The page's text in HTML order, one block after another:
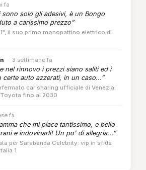
fa
sono solo gli adesivi, è un Bongo
a carissimo prezzo”
il suo primo monopattino elettrico di
· 3 settimane fa
nel rinnovo i prezzi siano saliti ed i
certe auto azzerati, in un caso...”
car sharing ufficiale di Venezia:
fino al 2030
fa
che mi piace tantissimo, e bello
e indovinarli! Un po' di allegria...”
per Sarabanda Celebrity: vip in sfida
1